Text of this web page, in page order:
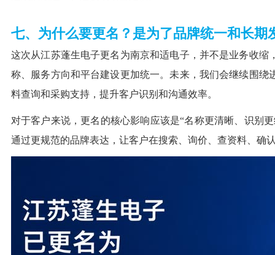
七、为什么要更名？是为了品牌统一和长期
这次从江苏蓬生电子更名为南京和适电子，并不是业务收
称、服务方向和平台建设更加统一。未来，我们会继续围
料查询和采购支持，提升客户识别和沟通效率。
对于客户来说，更名的核心影响应该是“名称更清晰、识别
通过更规范的品牌表达，让客户在搜索、询价、查资料、确